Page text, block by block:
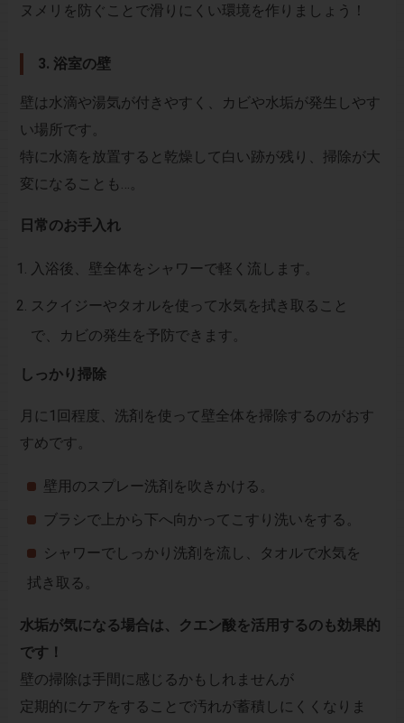
ヌメリを防ぐことで滑りにくい環境を作りましょう！
3. 浴室の壁
壁は水滴や湯気が付きやすく、カビや水垢が発生しやす
い場所です。
特に水滴を放置すると乾燥して白い跡が残り、掃除が大
変になることも…。
日常のお手入れ
入浴後、壁全体をシャワーで軽く流します。
スクイジーやタオルを使って水気を拭き取ること
で、カビの発生を予防できます。
しっかり掃除
月に1回程度、洗剤を使って壁全体を掃除するのがおす
すめです。
壁用のスプレー洗剤を吹きかける。
ブラシで上から下へ向かってこすり洗いをする。
シャワーでしっかり洗剤を流し、タオルで水気を
拭き取る。
水垢が気になる場合は、クエン酸を活用するのも効果的
です！
壁の掃除は手間に感じるかもしれませんが
定期的にケアをすることで汚れが蓄積しにくくなりま